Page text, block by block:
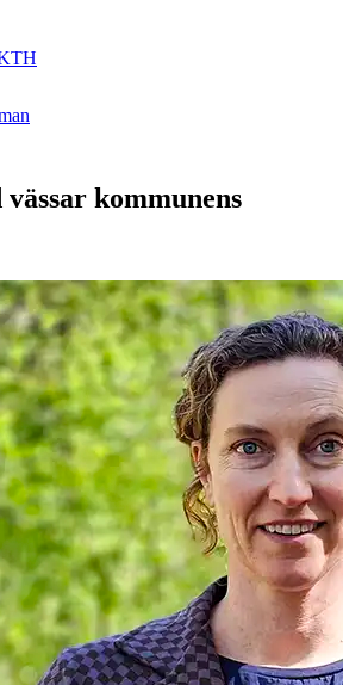
kommunens